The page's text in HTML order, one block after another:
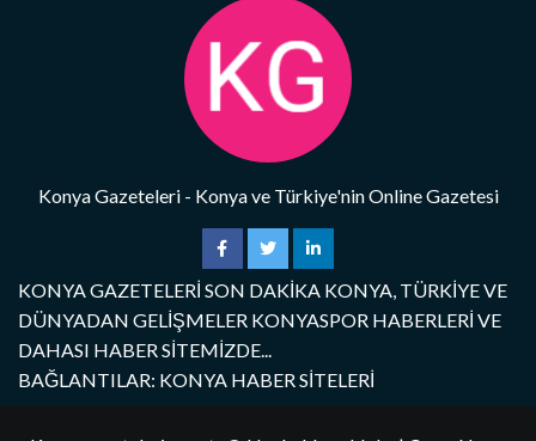
Konya Gazeteleri - Konya ve Türkiye'nin Online Gazetesi
KONYA GAZETELERİ SON DAKİKA KONYA, TÜRKİYE VE
DÜNYADAN GELİŞMELER KONYASPOR HABERLERİ VE
DAHASI HABER SİTEMİZDE...
BAĞLANTILAR: KONYA HABER SİTELERİ